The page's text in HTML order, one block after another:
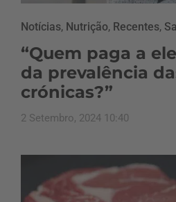
Notícias, Nutrição, Recentes,
“Quem paga a
da prevalência
crónicas?”
2 Setembro, 2024 10:40